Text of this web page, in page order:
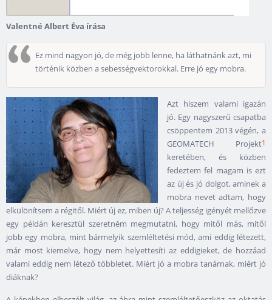
Valentné Albert Éva írása
Ez mind nagyon jó, de még jobb lenne, ha láthatnánk azt, mi
történik közben a sebességvektorokkal. Erre jó egy mobra.
Azt hiszem valami igazán
jó. Egy nagyszerű csapatba
csöppentem 2013 végén, a
GEOMATECH Projekt1
keretében, és közben
fedeztem fel magam is ezt
az új és jó dolgot, aminek a
mobra nevet adtam, hogy
elkülönítsem a régitől. Miért új ez, miben új? A teljesség igényét mellőzve
egy példán keresztül szeretném megmutatni, hogy mitől más, mitől
jobb egy mobra, mint bármelyik szemléltetési mód, ami eddig létezett,
már most kiemelve, hogy nem helyettesíti az eddigieket, de hozzáad
valami eddig nem létező többletet. Miért jó a mobra tanárnak, miért jó
diáknak?